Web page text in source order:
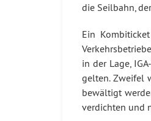
die Seilbahn,
Ein
in der Lage,
gelten. Zweifel
bewältigt
verdichten und